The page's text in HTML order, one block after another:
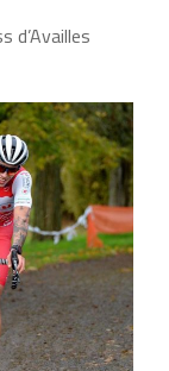
d’Availles